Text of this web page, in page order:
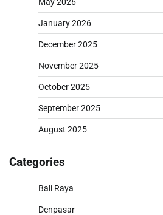
January 2026
December 2025
November 2025
October 2025
September 2025
August 2025
Categories
Bali Raya
Denpasar